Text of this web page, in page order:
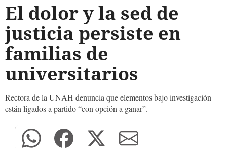
El dolor y la sed de
justicia persiste en
familias de
universitarios
Rectora de la UNAH denuncia que elementos bajo investigación
están ligados a partido “con opción a ganar”.